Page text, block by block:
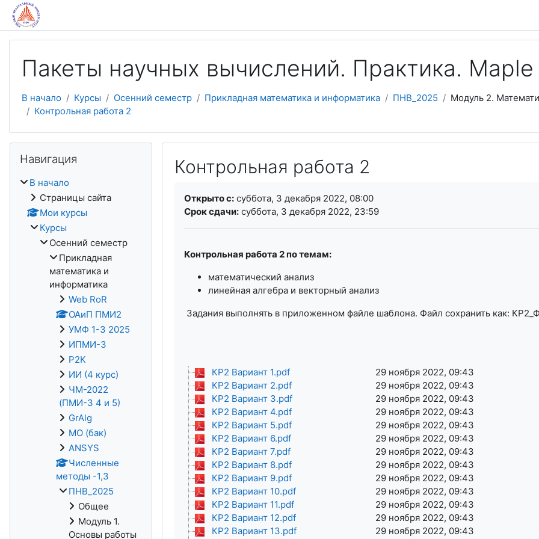
Перейти к основному содержанию
Пакеты научных вычислений. Практика.
В начало Курсы Осенний семестр Прикладная математика и информатика ПНВ_2025
Модуль 2.
Контрольная работа 2
Контрольная работа 2
Открыто с:суббота, 3 декабря 2022, 08:00
Срок сдачи:суббота, 3 декабря 2022, 23:59
Контрольная работа 2 по темам:
математический анализ
линейная алгебра и векторный анализ
Задания выполнять в приложенном файле шаблона. Файл сохранить как:
КР2 Вариант 1.pdf
29 ноября 2022, 09:43
КР2 Вариант 2.pdf
29 ноября 2022, 09:43
КР2 Вариант 3.pdf
29 ноября 2022, 09:43
КР2 Вариант 4.pdf
29 ноября 2022, 09:43
КР2 Вариант 5.pdf
29 ноября 2022, 09:43
КР2 Вариант 6.pdf
29 ноября 2022, 09:43
КР2 Вариант 7.pdf
29 ноября 2022, 09:43
КР2 Вариант 8.pdf
29 ноября 2022, 09:43
КР2 Вариант 9.pdf
29 ноября 2022, 09:43
КР2 Вариант 10.pdf
29 ноября 2022, 09:43
КР2 Вариант 11.pdf
29 ноября 2022, 09:43
КР2 Вариант 12.pdf
29 ноября 2022, 09:43
КР2 Вариант 13.pdf
29 ноября 2022, 09:43
Навигация
В начало
Страницы сайта
Мои курсы
Курсы
Осенний семестр
Прикладная
математика и
информатика
Web RoR
ОАиП ПМИ2
УМФ 1-3 2025
ИПМИ-3
P2K
ИИ (4 курс)
ЧМ-2022
(ПМИ-3 4 и 5)
GrAlg
МО (бак)
ANSYS
Численные
методы -1,3
ПНВ_2025
Общее
Модуль 1.
Основы работы